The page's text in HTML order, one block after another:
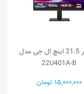
مانیتور 21.5 اینچ ال جی مدل
22U401A-B
15,000,000 تومان